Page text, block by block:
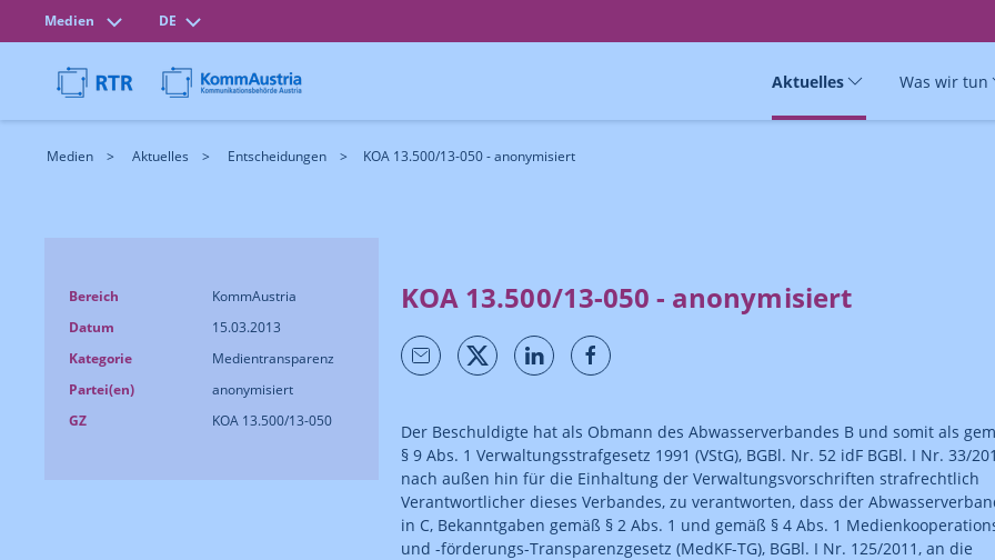
Medien DE
Aktuelles Was wir tun
Medien Aktuelles Entscheidungen KOA 13.500/13-050 - anonymisiert
Bereich
KommAustria
Datum
15.03.2013
Kategorie
Medientransparenz
Partei(en)
anonymisiert
GZ
KOA 13.500/13-050
KOA 13.500/13-050 - anonymisiert
Der Beschuldigte hat als Obmann des Abwasserverbandes B und somit als
§ 9 Abs. 1 Verwaltungsstrafgesetz 1991 (VStG), BGBl. Nr. 52 idF BGBl. I Nr. 33/
nach außen hin für die Einhaltung der Verwaltungsvorschriften strafrechtlich
Verantwortlicher dieses Verbandes, zu verantworten, dass der
in C, Bekanntgaben gemäß § 2 Abs. 1 und gemäß § 4 Abs. 1
und -förderungs-Transparenzgesetz (MedKF-TG), BGBl. I Nr. 125/2011, an die